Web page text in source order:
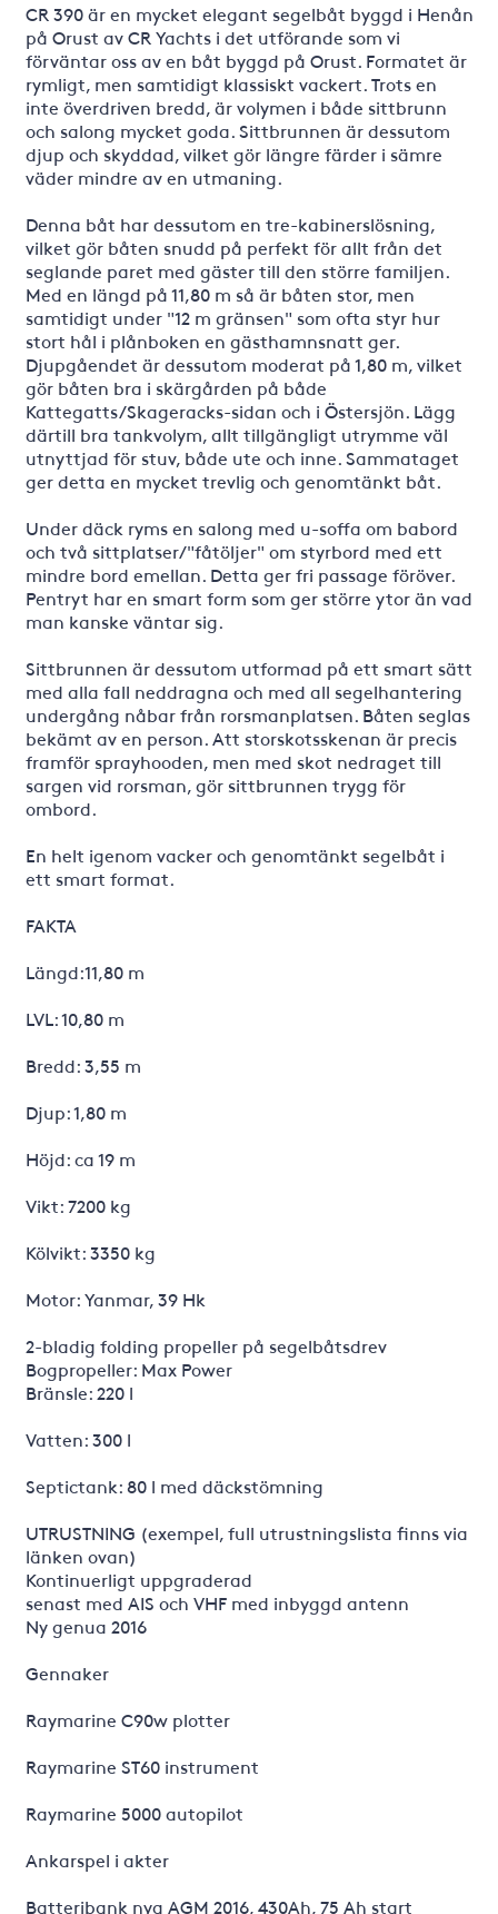
CR 390 är en mycket elegant segelbåt byggd i Henån
på Orust av CR Yachts i det utförande som vi
förväntar oss av en båt byggd på Orust. Formatet är
rymligt, men samtidigt klassiskt vackert. Trots en
inte överdriven bredd, är volymen i både sittbrunn
och salong mycket goda. Sittbrunnen är dessutom
djup och skyddad, vilket gör längre färder i sämre
väder mindre av en utmaning.
Denna båt har dessutom en tre-kabinerslösning,
vilket gör båten snudd på perfekt för allt från det
seglande paret med gäster till den större familjen.
Med en längd på 11,80 m så är båten stor, men
samtidigt under "12 m gränsen" som ofta styr hur
stort hål i plånboken en gästhamnsnatt ger.
Djupgåendet är dessutom moderat på 1,80 m, vilket
gör båten bra i skärgården på både
Kattegatts/Skageracks-sidan och i Östersjön. Lägg
därtill bra tankvolym, allt tillgängligt utrymme väl
utnyttjad för stuv, både ute och inne. Sammataget
ger detta en mycket trevlig och genomtänkt båt.
Under däck ryms en salong med u-soffa om babord
och två sittplatser/"fåtöljer" om styrbord med ett
mindre bord emellan. Detta ger fri passage föröver.
Pentryt har en smart form som ger större ytor än vad
man kanske väntar sig.
Sittbrunnen är dessutom utformad på ett smart sätt
med alla fall neddragna och med all segelhantering
undergång nåbar från rorsmanplatsen. Båten seglas
bekämt av en person. Att storskotsskenan är precis
framför sprayhooden, men med skot nedraget till
sargen vid rorsman, gör sittbrunnen trygg för
ombord.
En helt igenom vacker och genomtänkt segelbåt i
ett smart format.
FAKTA
Längd:11,80 m
LVL: 10,80 m
Bredd: 3,55 m
Djup: 1,80 m
Höjd: ca 19 m
Vikt: 7200 kg
Kölvikt: 3350 kg
Motor: Yanmar, 39 Hk
2-bladig folding propeller på segelbåtsdrev
Bogpropeller: Max Power
Bränsle: 220 l
Vatten: 300 l
Septictank: 80 l med däckstömning
UTRUSTNING (exempel, full utrustningslista finns via
länken ovan)
Kontinuerligt uppgraderad
senast med AIS och VHF med inbyggd antenn
Ny genua 2016
Gennaker
Raymarine C90w plotter
Raymarine ST60 instrument
Raymarine 5000 autopilot
Ankarspel i akter
Batteribank nya AGM 2016, 430Ah, 75 Ah start